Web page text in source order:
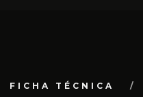
FICHA TÉCNICA